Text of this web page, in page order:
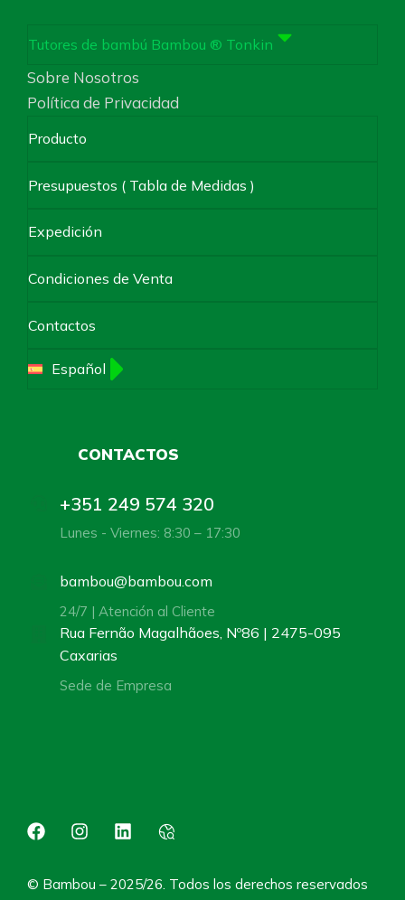
Tutores de bambú Bambou ® Tonkin
Sobre Nosotros
Política de Privacidad
Producto
Presupuestos ( Tabla de Medidas )
Expedición
Condiciones de Venta
Contactos
Español
CONTACTOS
+351 249 574 320
Lunes - Viernes: 8:30 – 17:30
bambou@bambou.com
24/7 | Atención al Cliente
Rua Fernão Magalhãoes, Nº86 | 2475-095
Caxarias
Sede de Empresa
© Bambou – 2025/26. Todos los derechos reservados